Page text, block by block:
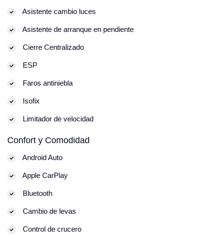
Asistente cambio luces
Asistente de arranque en pendiente
Cierre Centralizado
ESP
Faros antiniebla
Isofix
Limitador de velocidad
Confort y Comodidad
Android Auto
Apple CarPlay
Bluetooth
Cambio de levas
Control de crucero